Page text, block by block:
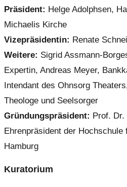
Präsident: Helge Adolphsen,
Michaelis Kirche
Vizepräsidentin: Renate
Weitere: Sigrid Assmann-
Expertin, Andreas Meyer,
Intendant des Ohnsorg
Theologe und Seelsorger
Gründungspräsident: Prof. Dr.
Ehrenpräsident der
Hamburg
Kuratorium